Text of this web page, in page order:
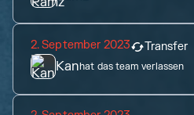
2. September 2023 Transfer
Kanhat das team verlassen